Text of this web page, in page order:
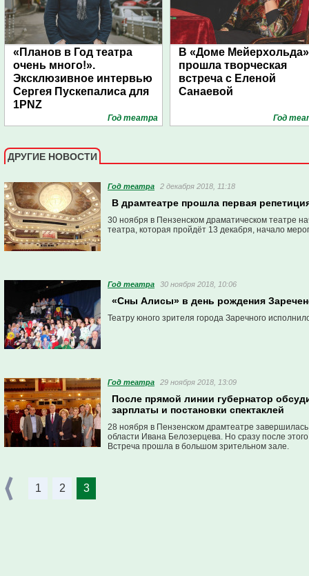
«Планов в Год театра
очень много!».
Эксклюзивное интервью
Сергея Пускепалиса для
1PNZ
Год театра
В «Доме Мейерхольда»
прошла творческая
встреча с Еленой
Санаевой
Год
ДРУГИЕ НОВОСТИ
Год театра 2 декабря 2018, 11:18
В драмтеатре прошла первая
30 ноября в Пензенском драматическом театре
театра, которая пройдёт 13 декабря, начало
Год театра 30 ноября 2018, 10:06
«Сны Алисы» в день рождения
Театру юного зрителя города Заречного
Год театра 29 ноября 2018, 13:09
После прямой линии губернатор
зарплаты и постановки спектаклей
28 ноября в Пензенском драмтеатре
области Ивана Белозерцева. Но сразу после
Встреча прошла в большом зрительном зале.
1 2 3